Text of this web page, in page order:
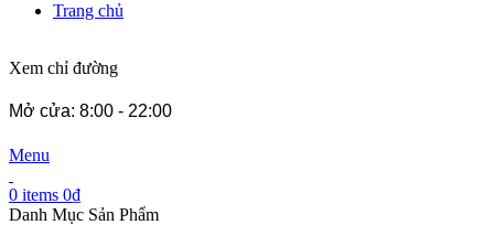
Trang chủ
Xem chỉ đường
Mở cửa: 8:00 - 22:00
Menu
0 items 0₫
Danh Mục Sản Phẩm